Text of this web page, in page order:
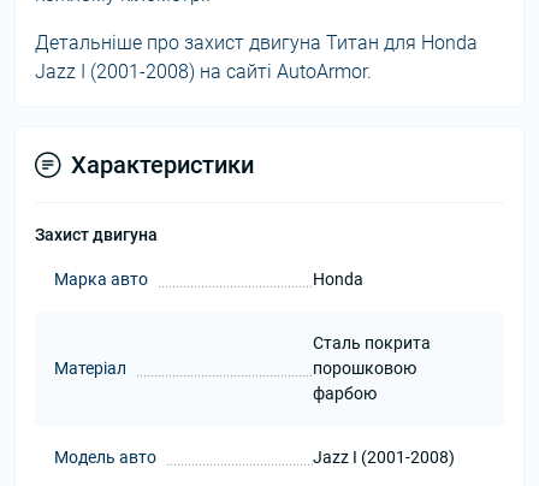
Детальніше про захист двигуна Титан для Honda
Jazz I (2001-2008) на сайті AutoArmor.
Характеристики
Захист двигуна
Марка авто Honda
Матеріал
Сталь покрита
порошковою
фарбою
Модель авто Jazz I (2001-2008)